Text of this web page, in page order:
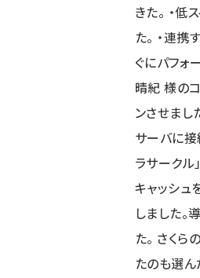
きた。 ・
た。 ・連
ぐにパフ
晴紀 様の
ンさせまし
サーバに接
ラサークル
キャッシュ
しました。
た。 さく
たのも選